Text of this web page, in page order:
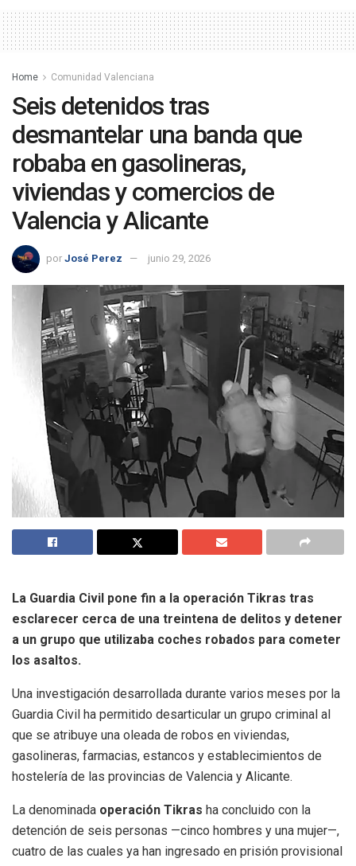
Home Comunidad Valenciana
Seis detenidos tras
desmantelar una banda que
robaba en gasolineras,
viviendas y comercios de
Valencia y Alicante
por José Perez junio 29, 2026
La Guardia Civil pone fin a la operación Tikras tras
esclarecer cerca de una treintena de delitos y detener
a un grupo que utilizaba coches robados para cometer
los asaltos.
Una investigación desarrollada durante varios meses por la
Guardia Civil ha permitido desarticular un grupo criminal al
que se atribuye una oleada de robos en viviendas,
gasolineras, farmacias, estancos y establecimientos de
hostelería de las provincias de Valencia y Alicante.
La denominada operación Tikras ha concluido con la
detención de seis personas —cinco hombres y una mujer—,
cuatro de las cuales ya han ingresado en prisión provisional